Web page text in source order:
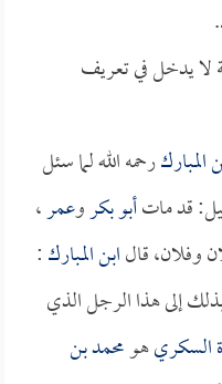
لا يدخل في تعريف
المباركرحمه الله لما سئل
قد ماتأبو بكروعمر،
وفلان، قالابن المبارك:
إلى هذا الرجل الذي
السكريهومحمد بن